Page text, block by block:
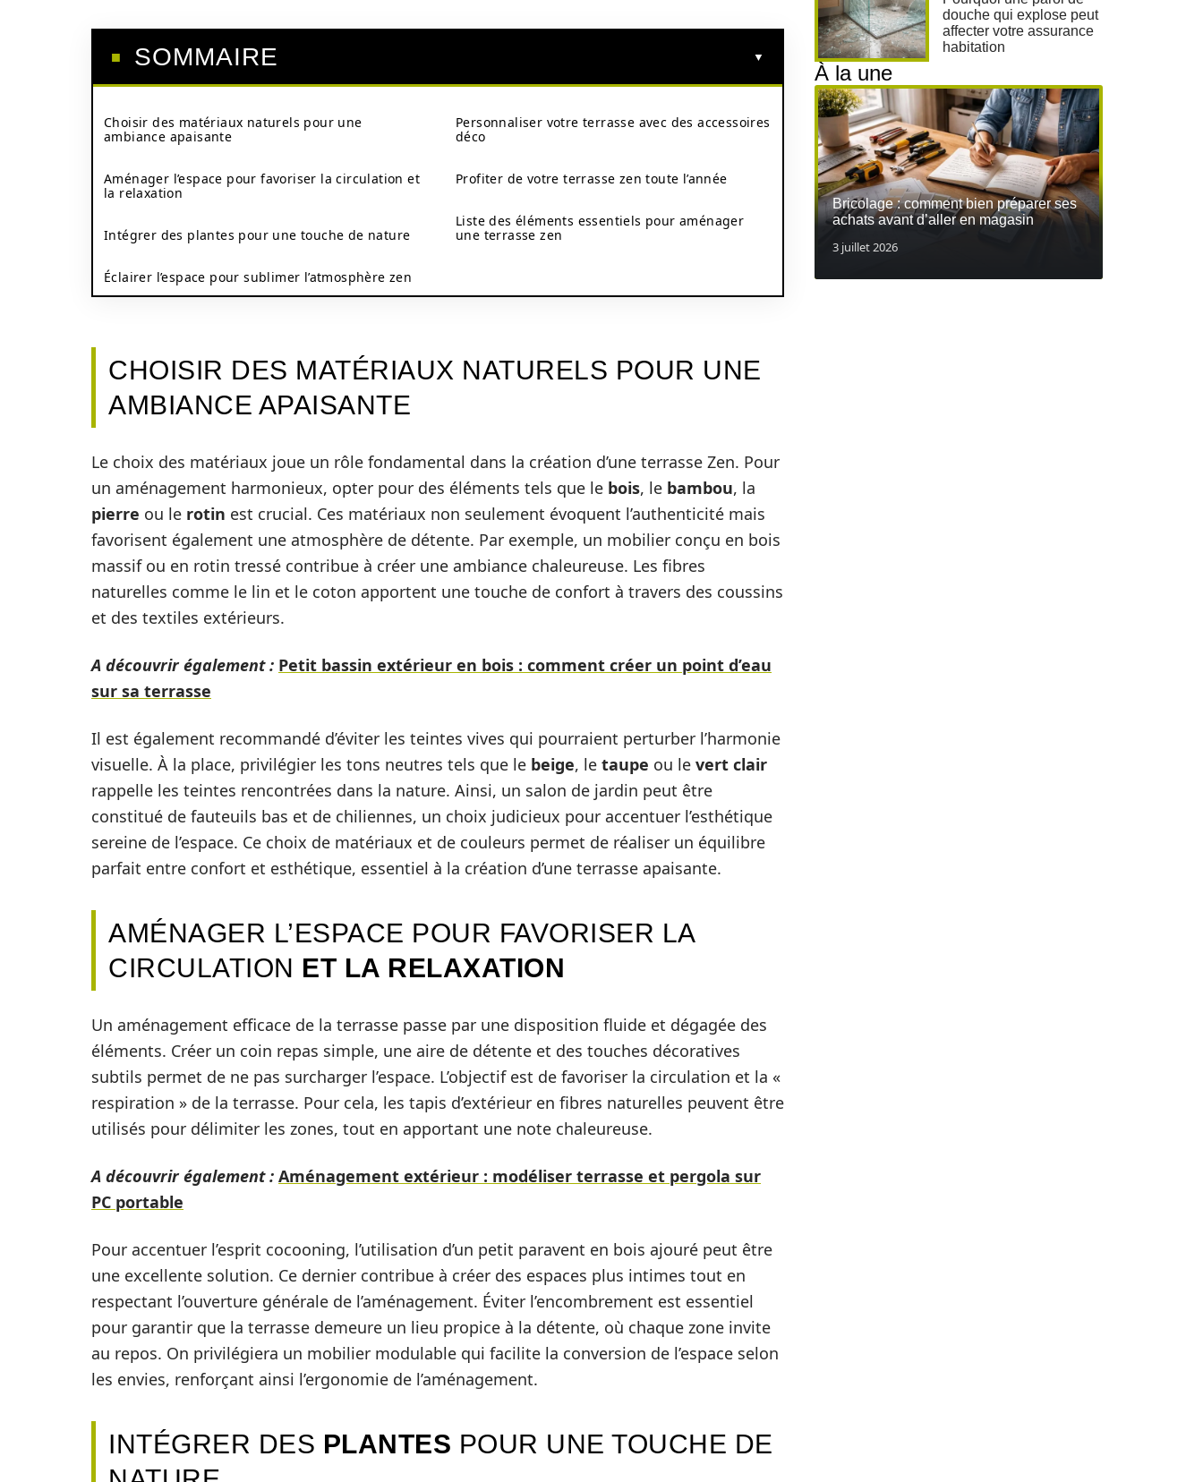
SOMMAIRE
Choisir des matériaux naturels pour une
ambiance apaisante
Aménager l’espace pour favoriser la circulation et
la relaxation
Intégrer des plantes pour une touche de nature
Éclairer l’espace pour sublimer l’atmosphère zen
Personnaliser votre terrasse avec des accessoires
déco
Profiter de votre terrasse zen toute l’année
Liste des éléments essentiels pour aménager
une terrasse zen
CHOISIR DES MATÉRIAUX NATURELS POUR UNE
AMBIANCE APAISANTE
Le choix des matériaux joue un rôle fondamental dans la création d’une terrasse Zen. Pour
un aménagement harmonieux, opter pour des éléments tels que le bois, le bambou, la
pierre ou le rotin est crucial. Ces matériaux non seulement évoquent l’authenticité mais
favorisent également une atmosphère de détente. Par exemple, un mobilier conçu en bois
massif ou en rotin tressé contribue à créer une ambiance chaleureuse. Les fibres
naturelles comme le lin et le coton apportent une touche de confort à travers des coussins
et des textiles extérieurs.
A découvrir également : Petit bassin extérieur en bois : comment créer un point d’eau
sur sa terrasse
Il est également recommandé d’éviter les teintes vives qui pourraient perturber l’harmonie
visuelle. À la place, privilégier les tons neutres tels que le beige, le taupe ou le vert clair
rappelle les teintes rencontrées dans la nature. Ainsi, un salon de jardin peut être
constitué de fauteuils bas et de chiliennes, un choix judicieux pour accentuer l’esthétique
sereine de l’espace. Ce choix de matériaux et de couleurs permet de réaliser un équilibre
parfait entre confort et esthétique, essentiel à la création d’une terrasse apaisante.
AMÉNAGER L’ESPACE POUR FAVORISER LA
CIRCULATION ET LA RELAXATION
Un aménagement efficace de la terrasse passe par une disposition fluide et dégagée des
éléments. Créer un coin repas simple, une aire de détente et des touches décoratives
subtils permet de ne pas surcharger l’espace. L’objectif est de favoriser la circulation et la «
respiration » de la terrasse. Pour cela, les tapis d’extérieur en fibres naturelles peuvent être
utilisés pour délimiter les zones, tout en apportant une note chaleureuse.
A découvrir également : Aménagement extérieur : modéliser terrasse et pergola sur
PC portable
Pour accentuer l’esprit cocooning, l’utilisation d’un petit paravent en bois ajouré peut être
une excellente solution. Ce dernier contribue à créer des espaces plus intimes tout en
respectant l’ouverture générale de l’aménagement. Éviter l’encombrement est essentiel
pour garantir que la terrasse demeure un lieu propice à la détente, où chaque zone invite
au repos. On privilégiera un mobilier modulable qui facilite la conversion de l’espace selon
les envies, renforçant ainsi l’ergonomie de l’aménagement.
INTÉGRER DES PLANTES POUR UNE TOUCHE DE
douche qui explose peut
affecter votre assurance
habitation
À la une
Bricolage : comment bien préparer ses
achats avant d’aller en magasin
3 juillet 2026